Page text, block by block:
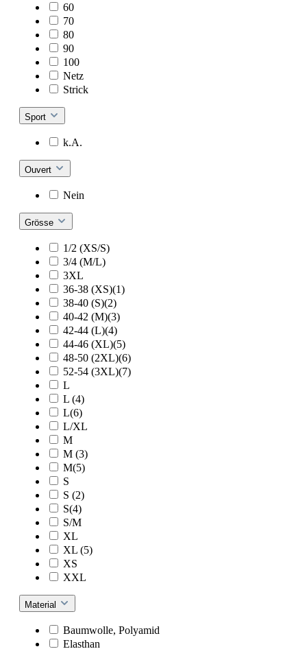
60
70
80
90
100
Netz
Strick
Sport
k.A.
Ouvert
Nein
Grösse
1/2 (XS/S)
3/4 (M/L)
3XL
36-38 (XS)(1)
38-40 (S)(2)
40-42 (M)(3)
42-44 (L)(4)
44-46 (XL)(5)
48-50 (2XL)(6)
52-54 (3XL)(7)
L
L (4)
L(6)
L/XL
M
M (3)
M(5)
S
S (2)
S(4)
S/M
XL
XL (5)
XS
XXL
Material
Baumwolle, Polyamid
Elasthan